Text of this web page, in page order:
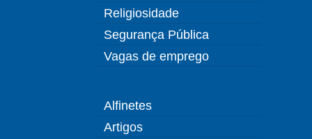
Religiosidade
Segurança Pública
Vagas de emprego
Alfinetes
Artigos